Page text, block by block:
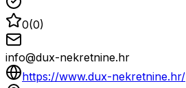
0(0)
info@dux-nekretnine.hr
https://www.dux-nekretnine.hr/